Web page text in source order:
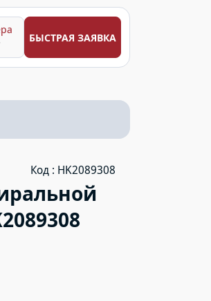
БЫСТРАЯ ЗАЯВКА
Код : HK2089308